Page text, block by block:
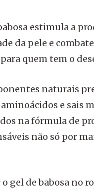
estimula a
da pele e
quem tem o
naturais
e sais
na fórmula de
não só por
o gel de babosa no